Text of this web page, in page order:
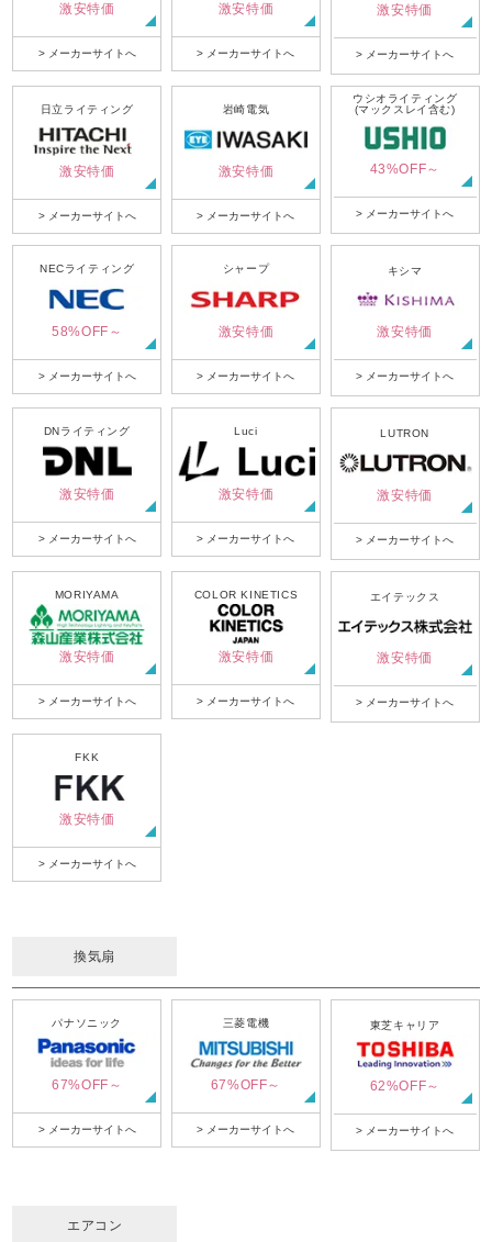
激安特価
> メーカーサイトへ
激安特価
> メーカーサイトへ
激安特価
> メーカーサイトへ
日立ライティング
激安特価
> メーカーサイトへ
岩崎電気
激安特価
> メーカーサイトへ
ウシオライティング
(マックスレイ含む)
43%OFF～
> メーカーサイトへ
NECライティング
58%OFF～
> メーカーサイトへ
シャープ
激安特価
> メーカーサイトへ
キシマ
激安特価
> メーカーサイトへ
DNライティング
激安特価
> メーカーサイトへ
Luci
激安特価
> メーカーサイトへ
LUTRON
激安特価
> メーカーサイトへ
MORIYAMA
激安特価
> メーカーサイトへ
COLOR KINETICS
激安特価
> メーカーサイトへ
エイテックス
激安特価
> メーカーサイトへ
FKK
激安特価
> メーカーサイトへ
換気扇
パナソニック
67%OFF～
> メーカーサイトへ
三菱電機
67%OFF～
> メーカーサイトへ
東芝キャリア
62%OFF～
> メーカーサイトへ
エアコン